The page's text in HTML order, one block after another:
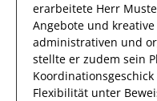
erarbeitete Herr
Angebote und
administrativen und
stellte er zudem sein
Flexibilität unter